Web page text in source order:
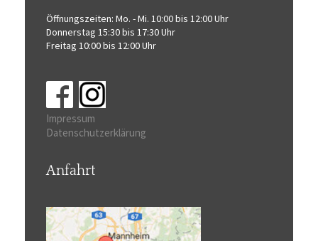
Öffnungszeiten: Mo. - Mi. 10:00 bis 12:00 Uhr
Donnerstag 15:30 bis 17:30 Uhr
Freitag 10:00 bis 12:00 Uhr
Impressum
Datenschutzerklärung
Anfahrt